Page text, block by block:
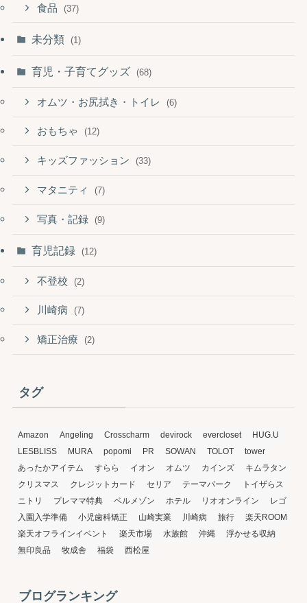
食品 (37)
未分類 (1)
育児・子育てグッズ (68)
オムツ・お尻拭き・トイレ (6)
おもちゃ (12)
キッズファッション (33)
マタニティ (7)
写真・記録 (9)
育児記録 (12)
不登校 (2)
川崎病 (7)
矯正治療 (2)
タグ
Amazon Angeling Crosscharm devirock evercloset
HUG.U
LESBLISS
MURA popomi PR SOWAN TOLOT
tower
あったかアイテム
すらら イオン オムツ カインズ
キムラタン
クリスマス
クレジットカード セリア テーマパーク
トイザらス
ニトリ
プレママ特典 ベルメゾン ホテル リオオンライン
レゴ
入園入学準備
小児歯科矯正 山崎実業 川崎病 旅行
楽天ROOM
楽天オフラインイベント
楽天市場 水族館 沖縄
浮かせる収納
無印良品
牧成舎 福袋 西松屋
ブログランキング